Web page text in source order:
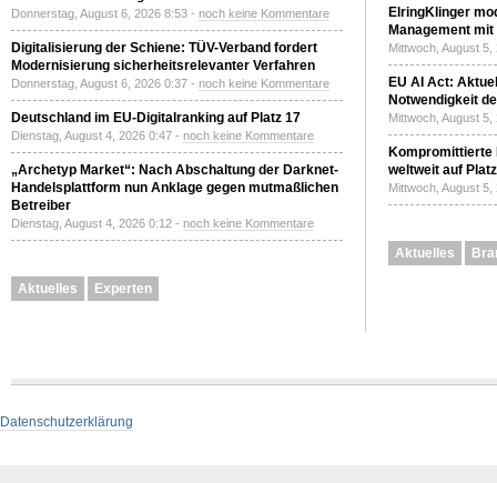
Donnerstag, August 6, 2026 8:53 - noch keine Kommentare
Digitalisierung der Schiene: TÜV-Verband fordert
Modernisierung sicherheitsrelevanter Verfahren
Donnerstag, August 6, 2026 0:37 - noch keine Kommentare
Deutschland im EU-Digitalranking auf Platz 17
Dienstag, August 4, 2026 0:47 - noch keine Kommentare
„Archetyp Market“: Nach Abschaltung der Darknet-
Handelsplattform nun Anklage gegen mutmaßlichen
Betreiber
Dienstag, August 4, 2026 0:12 - noch keine Kommentare
Aktuelles Experten
ElringKlinger
Management
Mittwoch, August
EU AI Act:
Notwendigkeit
Mittwoch, August
Kompromittierte
weltweit auf
Mittwoch, August
Aktuelles
Datenschutzerklärung